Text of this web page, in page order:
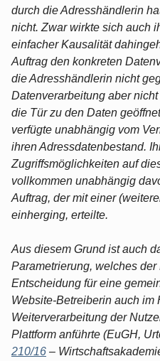
durch die Adresshändlerin
nicht. Zwar wirkte sich auch
einfacher Kausalität
Auftrag den konkreten
die Adresshändlerin nicht
Datenverarbeitung aber
die Tür zu den Daten
verfügte unabhängig vom
ihren Adressdatenbestand.
Zugriffsmöglichkeiten auf
vollkommen unabhängig
Auftrag, der mit einer
einherging, erteilte.
Aus diesem Grund ist auch
Parametrierung, welches
Entscheidung für eine
Website-Betreiberin auch im
Weiterverarbeitung der
Plattform anführte (EuGH,
210/16 –